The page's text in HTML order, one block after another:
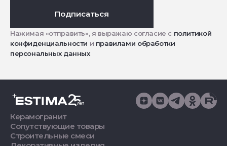
Подписаться
Нажимая «отправить», я выражаю согласие с политикой
конфиденциальности и правилами обработки
персональных данных
Керамогранит
Сопутствующие товары
Строительные смеси